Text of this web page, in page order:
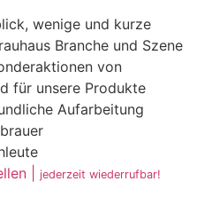
wenige und kurze
Branche und Szene
von
für unsere Produkte
Aufarbeitung
|
jederzeit wiederrufbar!